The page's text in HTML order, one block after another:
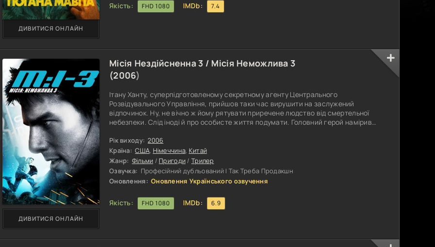
Якість: FHD 1080 IMDb: 7.4
ДИВИТИСЯ ОНЛАЙН
Місія Нездійсненна 3 / Місія Неможлива 3
(2006)
Ітану Ханту, суперпідготовленому секретному агенту Центрального
Розвідувального Управління, прийшов таки час вирушити на заслужений
відпочинок. Ну, не вічно ж йому рятувати приречене людство від смертельної
небезпеки. Слід іноді й про особисте життя подумати. Головний герой намірився
спокійною, непильною роботою - тренувати новобранців, майбутніх
професійних солдатів, справжніх патріотів. До речі, наречена хлопця навіть і
Рік виходу: 2006
Країна: США, Німеччина, Китай
Жанр: Фільми / Пригоди /Трилер
Озвучка: Професійний дубльований | Так Треба Продакшн
Оновлення: Оновлення Українського озвучення
Якість: FHD 1080 IMDb:
6.9
ДИВИТИСЯ ОНЛАЙН